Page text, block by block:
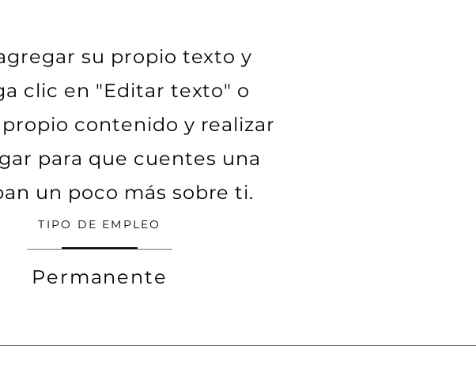
su propio texto y
clic en "Editar texto" o
contenido y realizar
para que cuentes una
un poco más sobre ti.
TIPO DE EMPLEO
Permanente